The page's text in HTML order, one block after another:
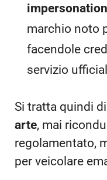
impersonation
marchio noto
facendole
servizio
Si tratta quindi
arte, mai
regolamentato,
per veicolare